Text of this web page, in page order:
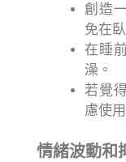
創造
免在
在睡
澡。
若覺
慮使
情緒波動和